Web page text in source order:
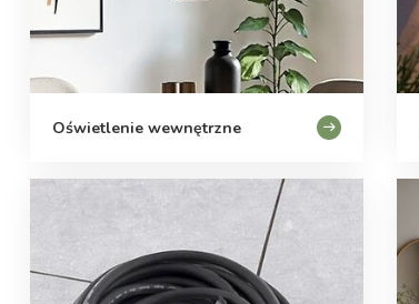
Oświetlenie wewnętrzne